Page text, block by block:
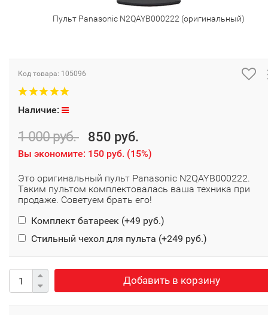
Пульт Panasonic N2QAYB000222 (оригинальный)
Код товара: 105096
Наличие:
1 000 руб. 850 руб.
Вы экономите: 150 руб. (15%)
Это оригинальный пульт Panasonic N2QAYB000222.
Таким пультом комплектовалась ваша техника при
продаже. Советуем брать его!
Комплект батареек (+49 руб.)
Стильный чехол для пульта (+249 руб.)
Добавить в корзину